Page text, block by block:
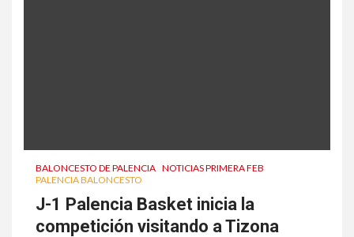
BALONCESTO DE PALENCIA NOTICIAS PRIMERA FEB
PALENCIA BALONCESTO
J-1 Palencia Basket inicia la
competición visitando a Tizona